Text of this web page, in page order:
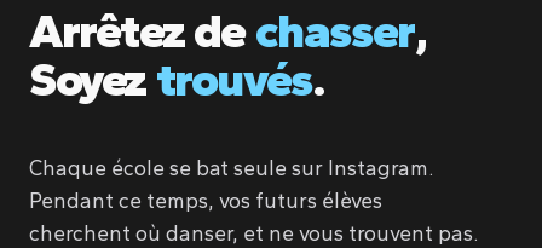
Arrêtez dechasser,
Soyeztrouvés.
Chaque école se bat seule sur Instagram.
Pendant ce temps, vos futurs élèves
cherchent où danser, et ne vous trouvent pas.